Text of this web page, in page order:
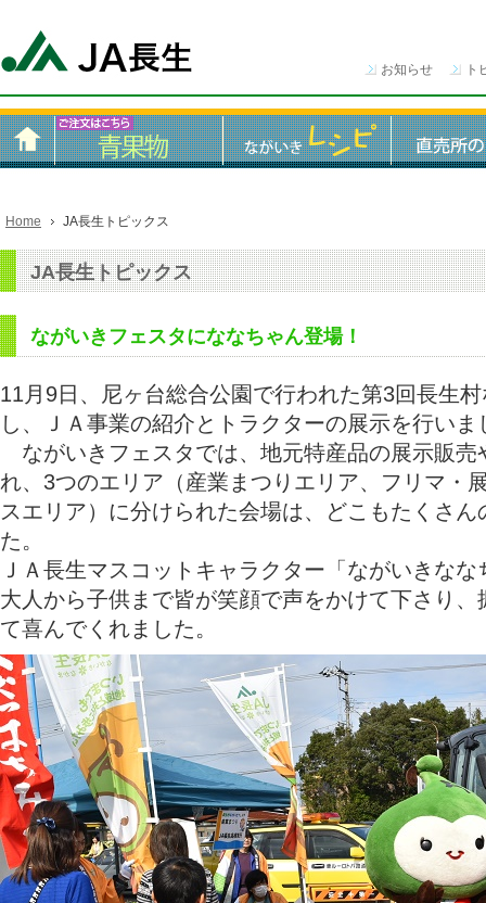
お知らせ ト
Home JA長生トピックス
JA長生トピックス
ながいきフェスタにななちゃん登場！
11月9日、尼ヶ台総合公園で行われた第3回長生
し、ＪＡ事業の紹介とトラクターの展示を行いま
ながいきフェスタでは、地元特産品の展示販売
れ、3つのエリア（産業まつりエリア、フリマ・
スエリア）に分けられた会場は、どこもたくさ
た。
ＪＡ長生マスコットキャラクター「ながいきな
大人から子供まで皆が笑顔で声をかけて下さり
て喜んでくれました。